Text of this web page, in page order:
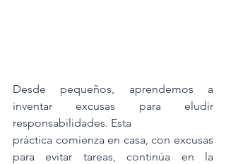
Desde pequeños, aprendemos a
inventar excusas para eludir
responsabilidades. Esta
práctica comienza en casa, con excusas
para evitar tareas, continúa en la